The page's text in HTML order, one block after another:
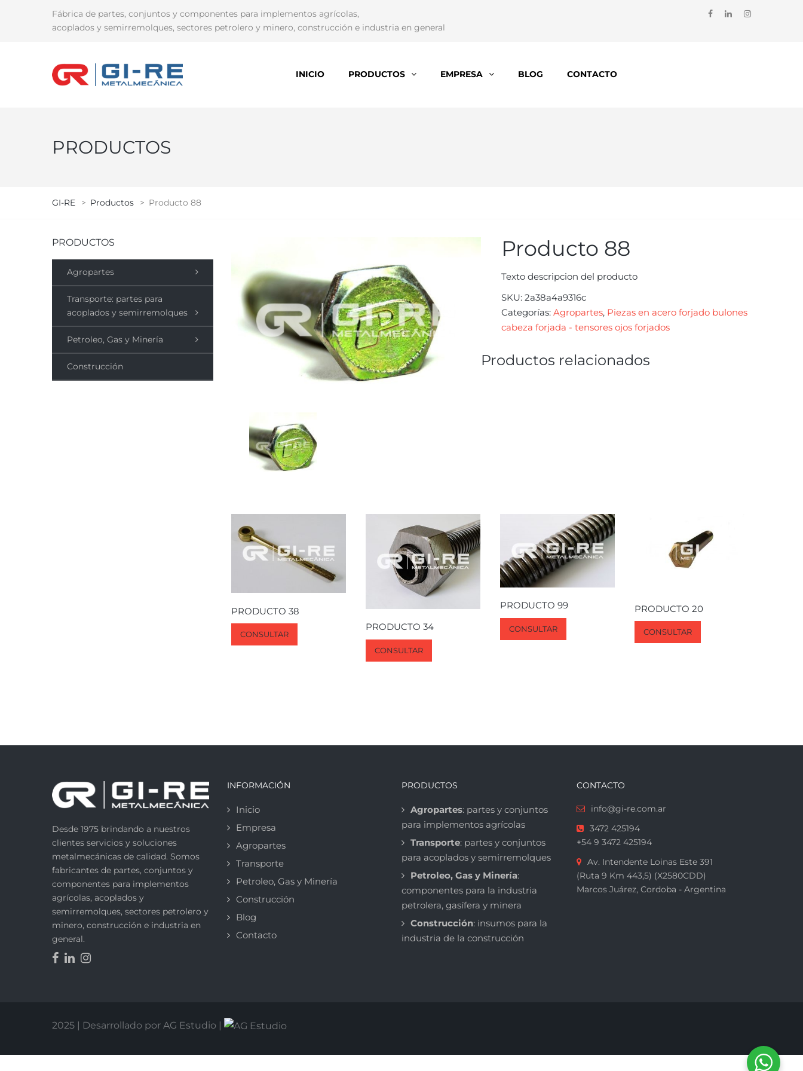
Fábrica de partes, conjuntos y componentes para implementos agrícolas,
acoplados y semirremolques, sectores petrolero y minero, construcción e industria en general
INICIO PRODUCTOS EMPRESA BLOG CONTACTO
PRODUCTOS
GI-RE > Productos > Producto 88
PRODUCTOS
Agropartes
Transporte: partes para
acoplados y semirremolques
Petroleo, Gas y Minería
Construcción
Producto 88
Texto descripcion del producto
SKU:2a38a4a9316c
Categorías:Agropartes, Piezas en acero forjado bulones
cabeza forjada - tensores ojos forjados
Productos relacionados
PRODUCTO 38
CONSULTAR
PRODUCTO 34
CONSULTAR
PRODUCTO 99
CONSULTAR
PRODUCTO 20
CONSULTAR
Desde 1975 brindando a nuestros
clientes servicios y soluciones
metalmecánicas de calidad. Somos
fabricantes de partes, conjuntos y
componentes para implementos
agrícolas, acoplados y
semirremolques, sectores petrolero y
minero, construcción e industria en
general.
INFORMACIÓN
Inicio
Empresa
Agropartes
Transporte
Petroleo, Gas y Minería
Construcción
Blog
Contacto
PRODUCTOS
Agropartes: partes y conjuntos
para implementos agrícolas
Transporte: partes y conjuntos
para acoplados y semirremolques
Petroleo, Gas y Minería:
componentes para la industria
petrolera, gasífera y minera
Construcción: insumos para la
industria de la construcción
CONTACTO
info@gi-re.com.ar
3472 425194
+54 9 3472 425194
Av. Intendente Loinas Este 391
(Ruta 9 Km 443,5) (X2580CDD)
Marcos Juárez, Cordoba - Argentina
2025 | Desarrollado por AG Estudio |